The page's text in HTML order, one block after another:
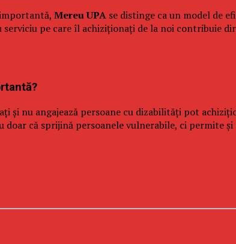
Mereu UPA se distinge ca un model de
serviciu pe care îl achiziționați de la noi contribuie
și nu angajează persoane cu dizabilități pot
că sprijină persoanele vulnerabile, ci permite și